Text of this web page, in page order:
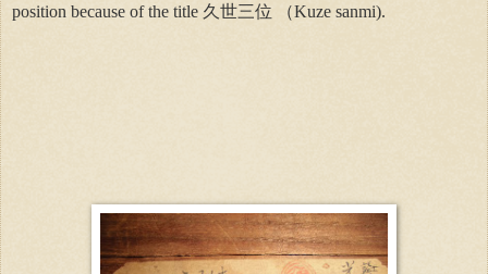
position because of the title 久世三位 （Kuze sanmi).